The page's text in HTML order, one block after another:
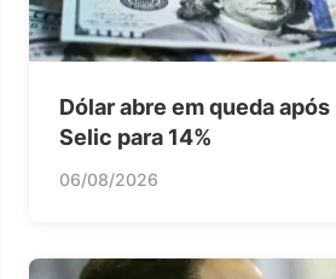
Dólar abre em queda
Selic para 14%
06/08/2026